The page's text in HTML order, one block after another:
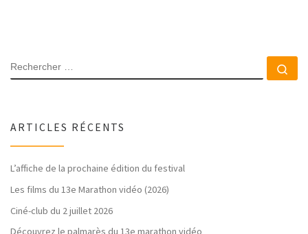
RECHERCHER
ARTICLES RÉCENTS
L’affiche de la prochaine édition du festival
Les films du 13e Marathon vidéo (2026)
Ciné-club du 2 juillet 2026